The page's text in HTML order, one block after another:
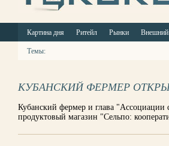
Картина дня Ритейл Рынки
Темы:
КУБАНСКИЙ ФЕРМЕР
Кубанский фермер и глава "Ассоциации
продуктовый магазин "Сельпо: